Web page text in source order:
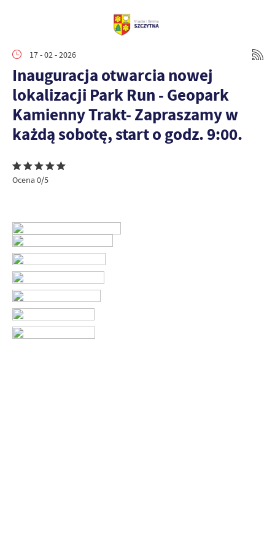
17 - 02 - 2026
Inauguracja otwarcia nowej
lokalizacji Park Run - Geopark
Kamienny Trakt- Zapraszamy w
każdą sobotę, start o godz. 9:00.
Ocena 0/5